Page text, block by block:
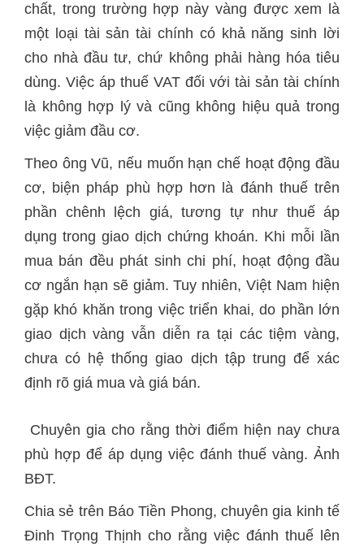
chất, trong trường hợp này vàng được xem là
một loại tài sản tài chính có khả năng sinh lời
cho nhà đầu tư, chứ không phải hàng hóa tiêu
dùng. Việc áp thuế VAT đối với tài sản tài chính
là không hợp lý và cũng không hiệu quả trong
việc giảm đầu cơ.
Theo ông Vũ, nếu muốn hạn chế hoạt động đầu
cơ, biện pháp phù hợp hơn là đánh thuế trên
phần chênh lệch giá, tương tự như thuế áp
dụng trong giao dịch chứng khoán. Khi mỗi lần
mua bán đều phát sinh chi phí, hoạt động đầu
cơ ngắn hạn sẽ giảm. Tuy nhiên, Việt Nam hiện
gặp khó khăn trong việc triển khai, do phần lớn
giao dịch vàng vẫn diễn ra tại các tiệm vàng,
chưa có hệ thống giao dịch tập trung để xác
định rõ giá mua và giá bán.
Chuyên gia cho rằng thời điểm hiện nay chưa
phù hợp để áp dụng việc đánh thuế vàng. Ảnh
BĐT.
Chia sẻ trên Báo Tiền Phong, chuyên gia kinh tế
Đinh Trọng Thịnh cho rằng việc đánh thuế lên